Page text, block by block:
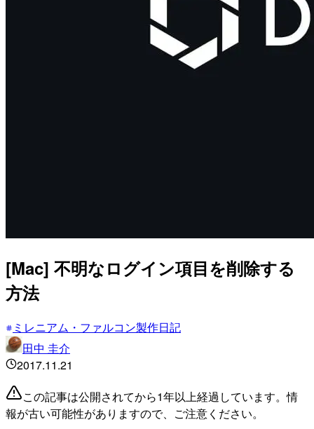
[Mac] 不明なログイン項目を削除する
方法
ミレニアム・ファルコン製作日記
田中 圭介
2017.11.21
この記事は公開されてから1年以上経過しています。情
報が古い可能性がありますので、ご注意ください。